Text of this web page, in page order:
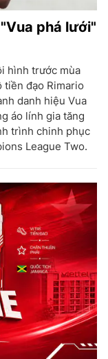
phá lưới"
hình trước mùa
đạo Rimario
danh hiệu Vua
áo lính gia tăng
trình chinh phục
League Two.